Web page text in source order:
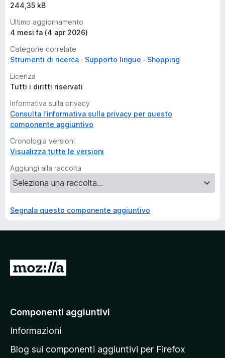
244,35 kB
Ultimo aggiornamento
4 mesi fa (4 apr 2026)
Categorie correlate
Strumenti di ricerca
Supporto lingue
Shopping
Licenza
Tutti i diritti riservati
Informativa sulla privacy
Consulta l’informativa sulla privacy per questo
componente aggiuntivo
Cronologia versioni
Visualizza tutte le versioni
Aggiungi alla raccolta
Segnala questo componente aggiuntivo
V
a
l
a
Componenti aggiuntivi
Informazioni
Blog sui componenti aggiuntivi per Firefox